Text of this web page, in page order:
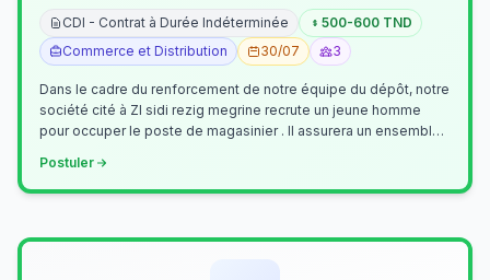
CDI - Contrat à Durée Indéterminée
500-600 TND
Commerce et Distribution
30/07 3
Dans le cadre du renforcement de notre équipe du dépôt, notre
société cité à ZI sidi rezig megrine recrute un jeune homme
pour occuper le poste de magasinier . Il assurera un ensemble
Postuler